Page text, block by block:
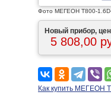
Фото МЕГЕОН T800-
Новый прибор,
5 808,00
Как купить МЕГЕОН